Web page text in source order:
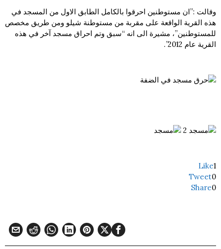
وقالت :”ان مستوطنين احرقوا بالكامل الطابق الاول من المسجد في
هذه القرية الواقعة على مقربة من مستوطنة شيلو ومن طريق مخصص
للمستوطنين”، مشيرة الى انه “سبق وتم احراق مسجد آخر في هذه
القرية عام 2012”.
Like1
Tweet0
Share0